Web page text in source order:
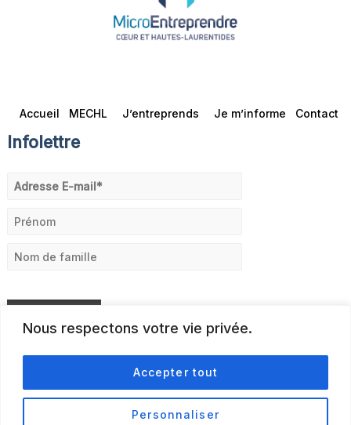
Nous respectons votre vie privée.
Personnaliser
Accepter tout
Accueil MECHL J’entreprends Je m’informe Contact
Infolettre